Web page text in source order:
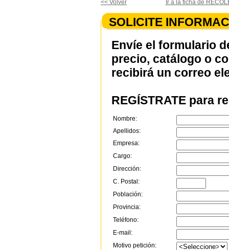
<< Volver Ir a la ficha de
SOLICITE
Envíe el formulario
precio, catálogo o
recibirá un correo
REGÍSTRATE para
Nombre:
Apellidos:
Empresa:
Cargo:
Dirección:
C. Postal:
Población:
Provincia:
Teléfono:
E-mail:
Motivo petición: